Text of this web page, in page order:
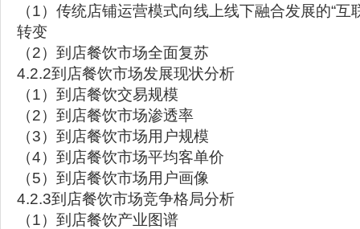
（1）传统店铺运营模式向线上线下融合发展的“互
转变
（2）到店餐饮市场全面复苏
4.2.2到店餐饮市场发展现状分析
（1）到店餐饮交易规模
（2）到店餐饮市场渗透率
（3）到店餐饮市场用户规模
（4）到店餐饮市场平均客单价
（5）到店餐饮市场用户画像
4.2.3到店餐饮市场竞争格局分析
（1）到店餐饮产业图谱